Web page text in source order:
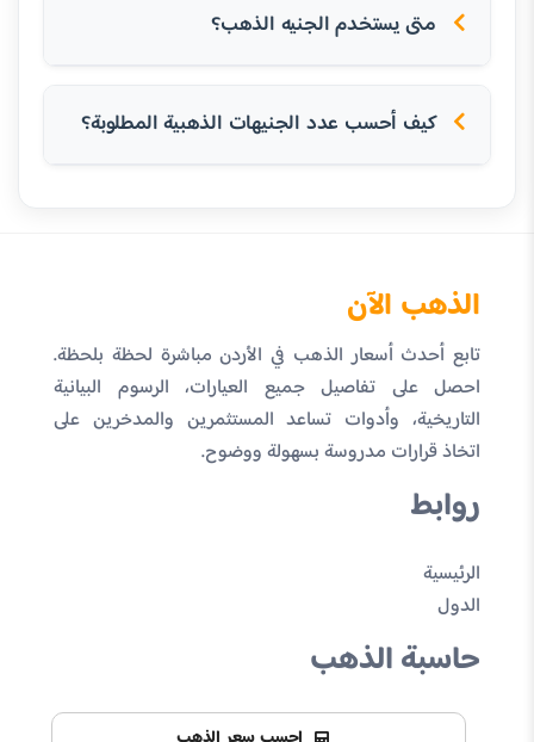
متى يستخدم الجنيه الذهب؟
كيف أحسب عدد الجنيهات الذهبية المطلوبة؟
الذهب الآن
تابع أحدث أسعار الذهب في الأردن مباشرة لحظة بلحظة.
احصل على تفاصيل جميع العيارات، الرسوم البيانية
التاريخية، وأدوات تساعد المستثمرين والمدخرين على
اتخاذ قرارات مدروسة بسهولة ووضوح.
روابط
الرئيسية
الدول
حاسبة الذهب